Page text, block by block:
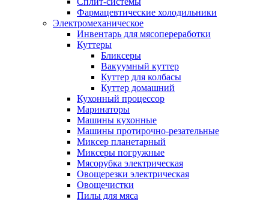
Фармацевтические холодильники
Электромеханическое
Инвентарь для мясопереработки
Куттеры
Бликсеры
Вакуумный куттер
Куттер для колбасы
Куттер домашний
Кухонный процессор
Маринаторы
Машины кухонные
Машины протирочно-резательные
Миксер планетарный
Миксеры погружные
Мясорубка электрическая
Овощерезки электрическая
Овощечистки
Пилы для мяса